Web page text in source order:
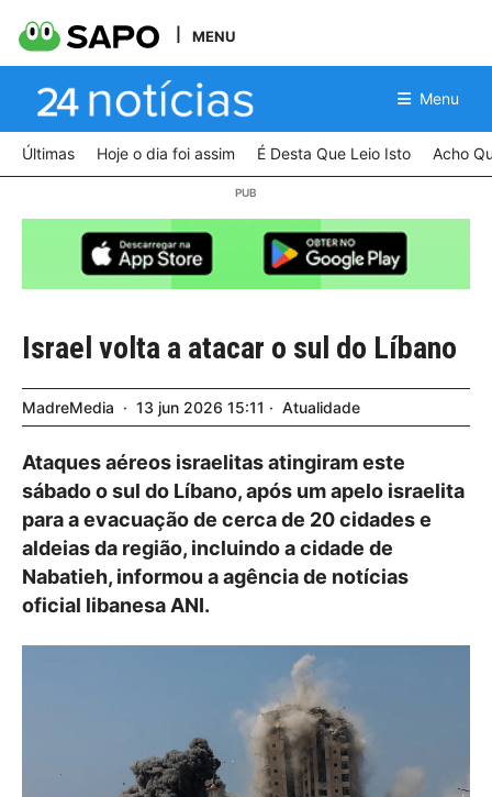
MENU
Menu
Últimas Hoje o dia foi assim É Desta Que Leio Isto Acho
Israel volta a atacar o sul do Líbano
MadreMedia 13 jun 2026 15:11 Atualidade
Ataques aéreos israelitas atingiram este
sábado o sul do Líbano, após um apelo israelita
para a evacuação de cerca de 20 cidades e
aldeias da região, incluindo a cidade de
Nabatieh, informou a agência de notícias
oficial libanesa ANI.